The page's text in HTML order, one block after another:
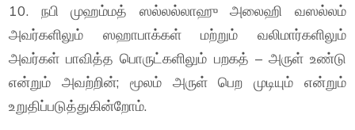
10. நபி முஹம்மத் ஸல்லல்லாஹு அலைஹி வஸல்லம்
அவர்களிலும் ஸஹாபாக்கள் மற்றும் வலிமார்களிலும்
அவர்கள் பாவித்த பொருட்களிலும் பறகத் – அருள் உண்டு
என்றும் அவற்றின்; மூலம் அருள் பெற முடியும் என்றும்
உறுதிப்படுத்துகின்றோம்.